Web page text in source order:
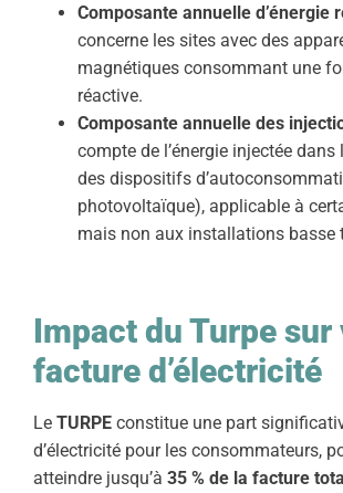
Composante annuelle d’énergie
concerne les sites avec des
magnétiques consommant une
réactive.
Composante annuelle des
compte de l’énergie injectée dans
des dispositifs
photovoltaïque), applicable à
mais non aux installations basse
Impact du Turpe sur
facture d’électricité
Le TURPE constitue une part
d’électricité pour les consommateurs,
atteindre jusqu’à 35 % de la facture